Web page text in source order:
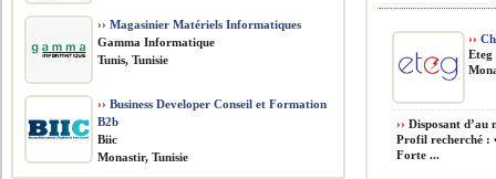
››
Eteg
›› Disposant d’au
Profil recherché :
Forte ...
›› Magasinier Matériels Informatiques
Gamma Informatique
Tunis, Tunisie
›› Business Developer Conseil et Formation
B2b
Biic
Monastir, Tunisie